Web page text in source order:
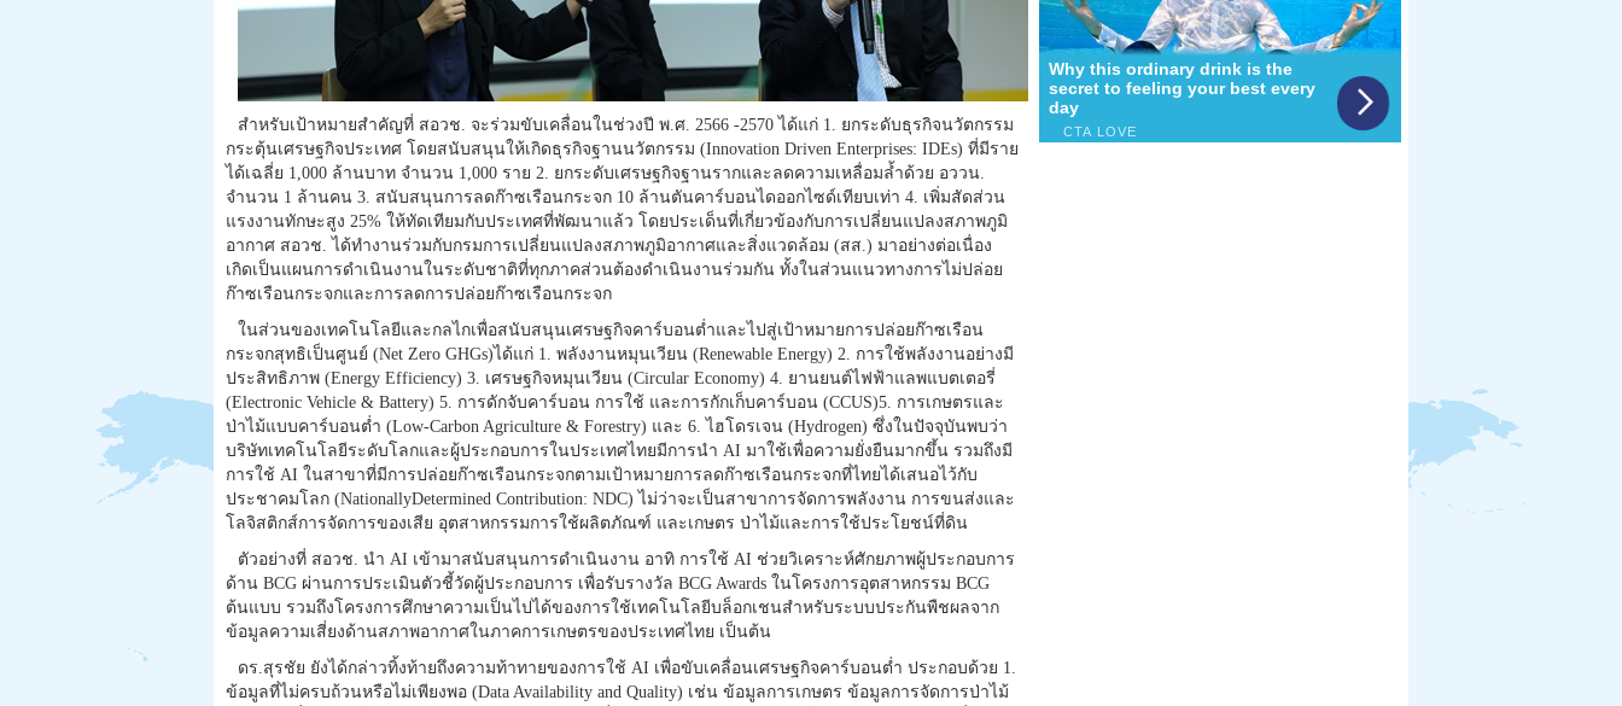
สำหรับเป้าหมายสำคัญที่ สอวช. จะร่วมขับเคลื่อนในช่วงปี พ.ศ. 2566 -2570 ได้แก่ 1. ยกระดับธุรกิจนวัตกรรม
กระตุ้นเศรษฐกิจประเทศ โดยสนับสนุนให้เกิดธุรกิจฐานนวัตกรรม (Innovation Driven Enterprises: IDEs) ที่มีราย
ได้เฉลี่ย 1,000 ล้านบาท จำนวน 1,000 ราย 2. ยกระดับเศรษฐกิจฐานรากและลดความเหลื่อมล้ำด้วย อววน.
จำนวน 1 ล้านคน 3. สนับสนุนการลดก๊าซเรือนกระจก 10 ล้านตันคาร์บอนไดออกไซด์เทียบเท่า 4. เพิ่มสัดส่วน
แรงงานทักษะสูง 25% ให้ทัดเทียมกับประเทศที่พัฒนาแล้ว โดยประเด็นที่เกี่ยวข้องกับการเปลี่ยนแปลงสภาพภูมิ
อากาศ สอวช. ได้ทำงานร่วมกับกรมการเปลี่ยนแปลงสภาพภูมิอากาศและสิ่งแวดล้อม (สส.) มาอย่างต่อเนื่อง
เกิดเป็นแผนการดำเนินงานในระดับชาติที่ทุกภาคส่วนต้องดำเนินงานร่วมกัน ทั้งในส่วนแนวทางการไม่ปล่อย
ก๊าซเรือนกระจกและการลดการปล่อยก๊าซเรือนกระจก
ในส่วนของเทคโนโลยีและกลไกเพื่อสนับสนุนเศรษฐกิจคาร์บอนต่ำและไปสู่เป้าหมายการปล่อยก๊าซเรือน
กระจกสุทธิเป็นศูนย์ (Net Zero GHGs)ได้แก่ 1. พลังงานหมุนเวียน (Renewable Energy) 2. การใช้พลังงานอย่างมี
ประสิทธิภาพ (Energy Efficiency) 3. เศรษฐกิจหมุนเวียน (Circular Economy) 4. ยานยนต์ไฟฟ้าแลพแบตเตอรี่
(Electronic Vehicle & Battery) 5. การดักจับคาร์บอน การใช้ และการกักเก็บคาร์บอน (CCUS)5. การเกษตรและ
ป่าไม้แบบคาร์บอนต่ำ (Low-Carbon Agriculture & Forestry) และ 6. ไฮโดรเจน (Hydrogen) ซึ่งในปัจจุบันพบว่า
บริษัทเทคโนโลยีระดับโลกและผู้ประกอบการในประเทศไทยมีการนำ AI มาใช้เพื่อความยั่งยืนมากขึ้น รวมถึงมี
การใช้ AI ในสาขาที่มีการปล่อยก๊าซเรือนกระจกตามเป้าหมายการลดก๊าซเรือนกระจกที่ไทยได้เสนอไว้กับ
ประชาคมโลก (NationallyDetermined Contribution: NDC) ไม่ว่าจะเป็นสาขาการจัดการพลังงาน การขนส่งและ
โลจิสติกส์การจัดการของเสีย อุตสาหกรรมการใช้ผลิตภัณฑ์ และเกษตร ป่าไม้และการใช้ประโยชน์ที่ดิน
ตัวอย่างที่ สอวช. นำ AI เข้ามาสนับสนุนการดำเนินงาน อาทิ การใช้ AI ช่วยวิเคราะห์ศักยภาพผู้ประกอบการ
ด้าน BCG ผ่านการประเมินตัวชี้วัดผู้ประกอบการ เพื่อรับรางวัล BCG Awards ในโครงการอุตสาหกรรม BCG
ต้นแบบ รวมถึงโครงการศึกษาความเป็นไปได้ของการใช้เทคโนโลยีบล็อกเชนสำหรับระบบประกันพืชผลจาก
ข้อมูลความเสี่ยงด้านสภาพอากาศในภาคการเกษตรของประเทศไทย เป็นต้น
ดร.สุรชัย ยังได้กล่าวทิ้งท้ายถึงความท้าทายของการใช้ AI เพื่อขับเคลื่อนเศรษฐกิจคาร์บอนต่ำ ประกอบด้วย 1.
ข้อมูลที่ไม่ครบถ้วนหรือไม่เพียงพอ (Data Availability and Quality) เช่น ข้อมูลการเกษตร ข้อมูลการจัดการป่าไม้